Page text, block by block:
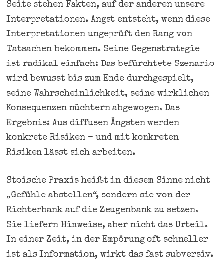
Seite stehen Fakten, auf der anderen unsere
Interpretationen. Angst entsteht, wenn diese
Interpretationen ungeprüft den Rang von
Tatsachen bekommen. Seine Gegenstrategie
ist radikal einfach: Das befürchtete Szenario
wird bewusst bis zum Ende durchgespielt,
seine Wahrscheinlichkeit, seine wirklichen
Konsequenzen nüchtern abgewogen. Das
Ergebnis: Aus diffusen Ängsten werden
konkrete Risiken – und mit konkreten
Risiken lässt sich arbeiten.
Stoische Praxis heißt in diesem Sinne nicht
„Gefühle abstellen“, sondern sie von der
Richterbank auf die Zeugenbank zu setzen.
Sie liefern Hinweise, aber nicht das Urteil.
In einer Zeit, in der Empörung oft schneller
ist als Information, wirkt das fast subversiv.